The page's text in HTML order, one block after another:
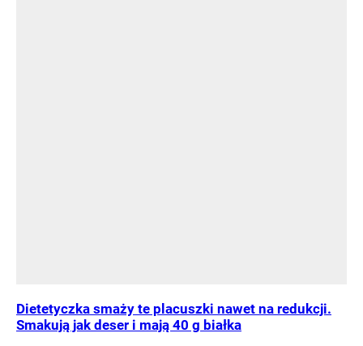
Dietetyczka smaży te placuszki nawet na redukcji.
Smakują jak deser i mają 40 g białka